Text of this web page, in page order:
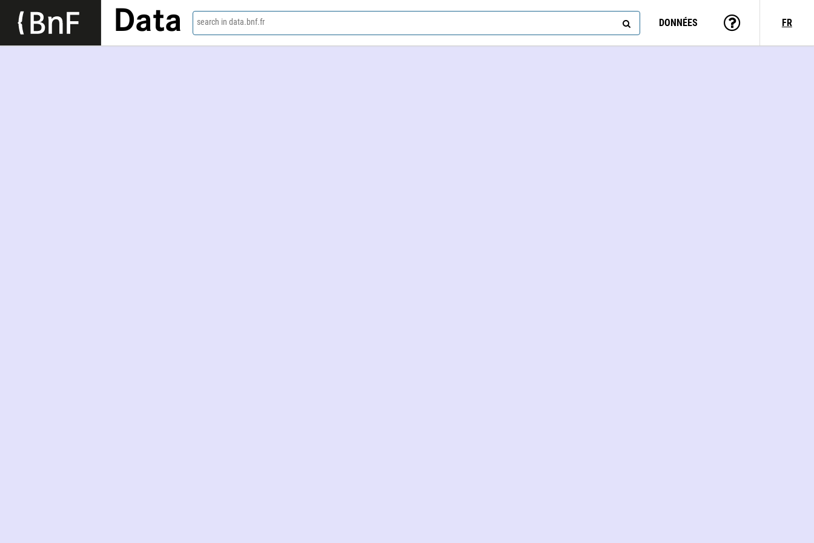
Data search in data.bnf.fr DONNÉES FR